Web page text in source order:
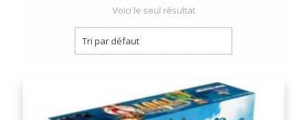
Voici le seul résultat